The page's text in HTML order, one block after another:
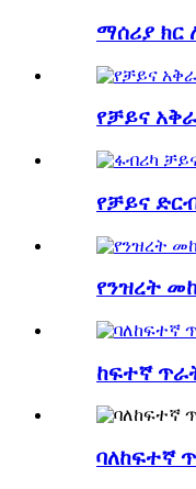
ማሰሪያ ክር
የቻይና
የቻይና
የንዝረት
ከፍተኛ
ባለከፍተኛ